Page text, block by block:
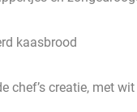
kaasbrood
chef’s creatie, met